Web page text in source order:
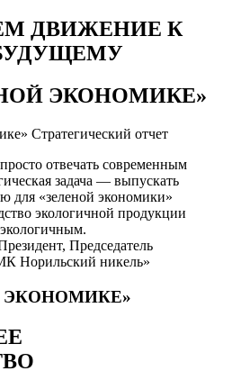
ДВИЖЕНИЕ К
ЭКОНОМИКЕ»
Стратегический отчет
отвечать современным
задача — выпускать
для «зеленой экономики»
экологичной продукции
Председатель
Норильский никель»
ЭКОНОМИКЕ»